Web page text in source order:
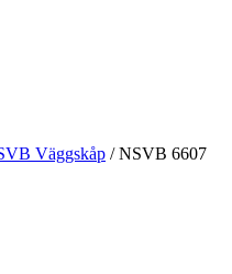
Väggskåp / NSVB 6607